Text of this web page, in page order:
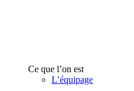
Ce que l’on est
L’équipage